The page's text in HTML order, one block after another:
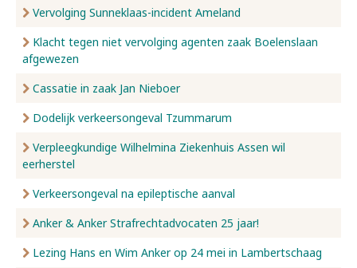
Vervolging Sunneklaas-incident Ameland
Klacht tegen niet vervolging agenten zaak Boelenslaan
afgewezen
Cassatie in zaak Jan Nieboer
Dodelijk verkeersongeval Tzummarum
Verpleegkundige Wilhelmina Ziekenhuis Assen wil
eerherstel
Verkeersongeval na epileptische aanval
Anker & Anker Strafrechtadvocaten 25 jaar!
Lezing Hans en Wim Anker op 24 mei in Lambertschaag